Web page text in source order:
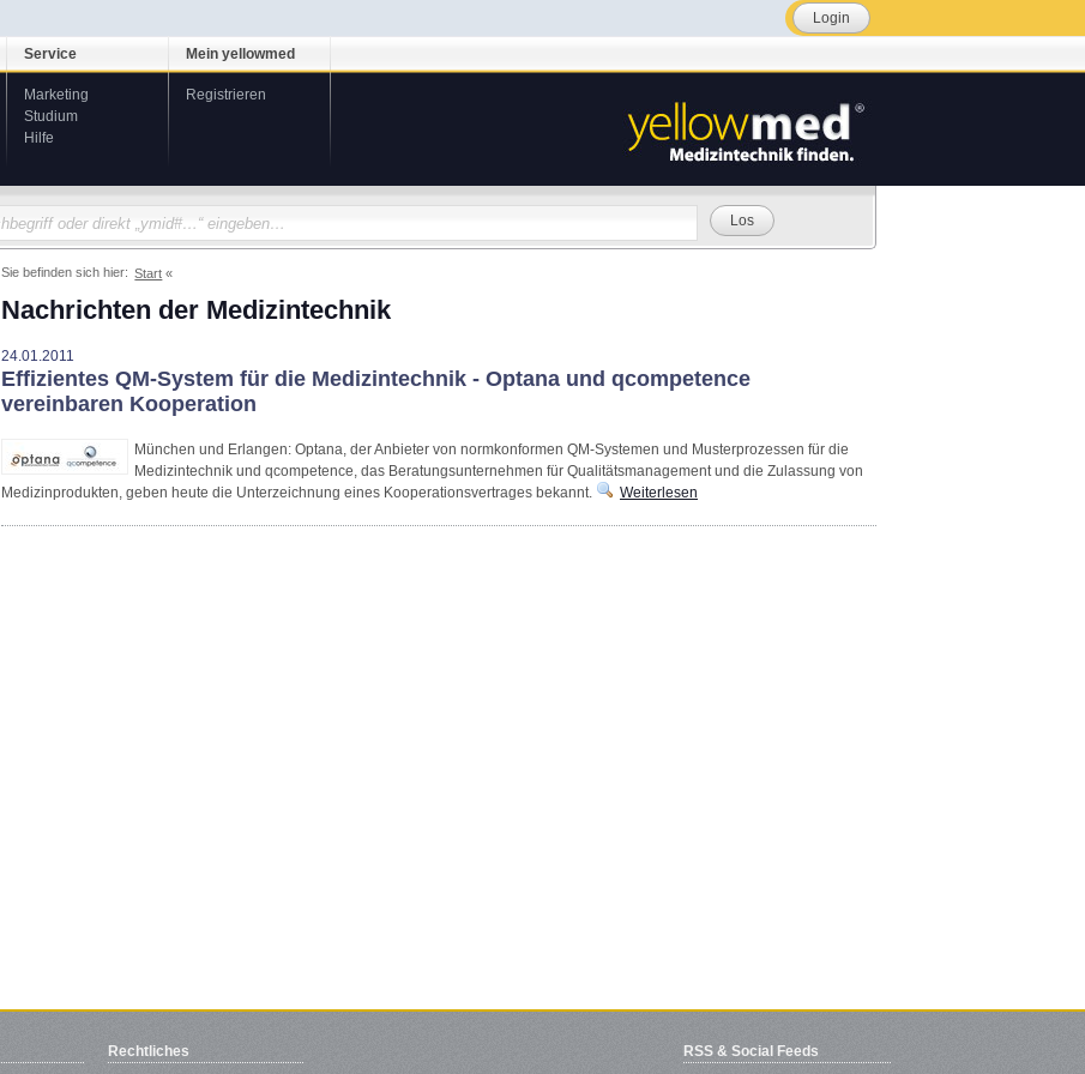
Login
Service
Marketing
Studium
Hilfe
Mein yellowmed
Registrieren
Los
Sie befinden sich hier: Start
Nachrichten der Medizintechnik
24.01.2011
Effizientes QM-System für die Medizintechnik - Optana und qcompetence
vereinbaren Kooperation
München und Erlangen: Optana, der Anbieter von normkonformen QM-Systemen und Musterprozessen für die
Medizintechnik und qcompetence, das Beratungsunternehmen für Qualitätsmanagement und die Zulassung von
Medizinprodukten, geben heute die Unterzeichnung eines Kooperationsvertrages bekannt.
Weiterlesen
Rechtliches
RSS & Social Feeds